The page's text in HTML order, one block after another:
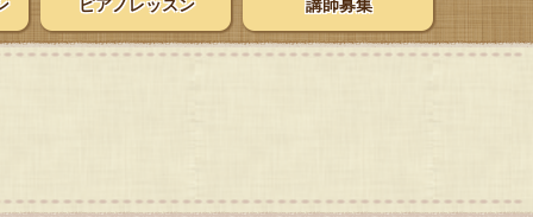
ピアノレッスン 講師募集